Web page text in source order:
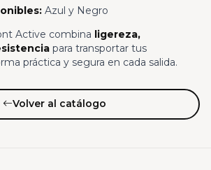
Azul y Negro
Active combina ligereza,
para transportar tus
práctica y segura en cada salida.
Volver al catálogo